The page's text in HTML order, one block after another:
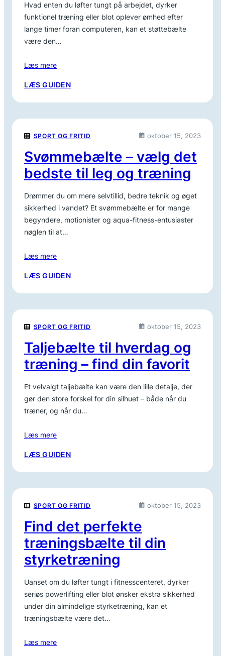
Hvad enten du løfter tungt på arbejdet, dyrker
funktionel træning eller blot oplever ømhed efter
lange timer foran computeren, kan et støttebælte
være den…
Læs mere
LÆS GUIDEN:
DIN
TIL
BEDRE
STØTTE
OG
KOMFORT
SPORT OG FRITID oktober 15, 2023
Svømmebælte – vælg det
bedste til leg og træning
Drømmer du om mere selvtillid, bedre teknik og øget
sikkerhed i vandet? Et svømmebælte er for mange
begyndere, motionister og aqua-fitness-entusiaster
nøglen til at…
Læs mere
LÆS GUIDEN:
VÆLG
BEDSTE
TIL
LEG
OG
TRÆNING
SPORT OG FRITID oktober 15, 2023
Taljebælte til hverdag og
træning – find din favorit
Et velvalgt taljebælte kan være den lille detalje, der
gør den store forskel for din silhuet – både når du
træner, og når du…
Læs mere
LÆS GUIDEN:
HVERDAG
TRÆNING
FIND
DIN
FAVORIT
SPORT OG FRITID oktober 15, 2023
Find det perfekte
træningsbælte til din
styrketræning
Uanset om du løfter tungt i fitnesscenteret, dyrker
seriøs powerlifting eller blot ønsker ekstra sikkerhed
under din almindelige styrketræning, kan et
træningsbælte være det…
Læs mere